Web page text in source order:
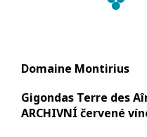
Domaine Montirius
Gigondas Terre des
ARCHIVNÍ červené